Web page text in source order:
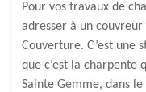
Pour vos travaux de
adresser à un
Couverture. C’est
que c’est la charpente
Sainte Gemme, dans